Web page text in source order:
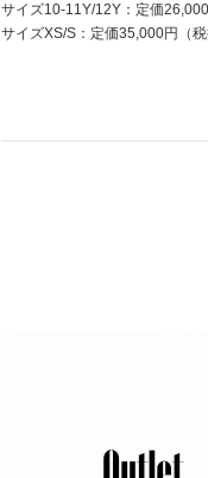
サイズ10-11Y/12Y：定価26,000
サイズXS/S：定価35,000円（税